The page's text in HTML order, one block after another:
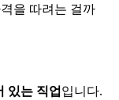
을 따려는 걸까
있는 직업 입니다.